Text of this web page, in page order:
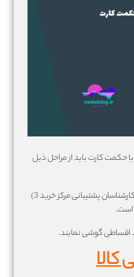
حکمت کارت باید از مراحل ذیل
1) عضویت و انتخاب محصول 2) منتظر تماس کارشناسان پشتیبانی مرکز خرید 3)
است.
اقساطی گوشی نمایند.
کالا